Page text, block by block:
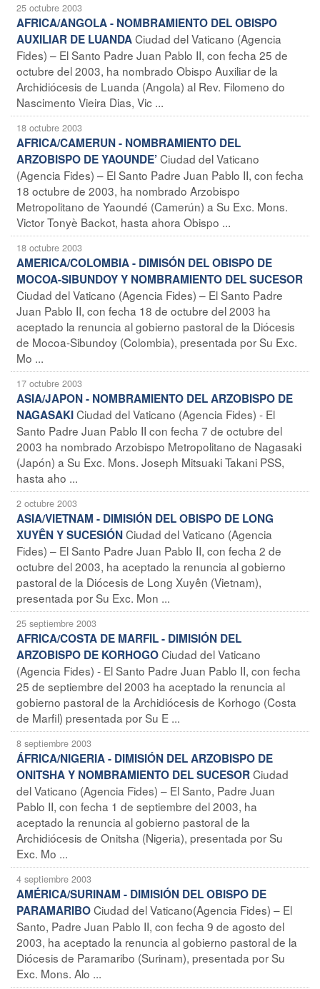
25 octubre 2003
AFRICA/ANGOLA - NOMBRAMIENTO DEL OBISPO
AUXILIAR DE LUANDACiudad del Vaticano (Agencia
Fides) – El Santo Padre Juan Pablo II, con fecha 25 de
octubre del 2003, ha nombrado Obispo Auxiliar de la
Archidiócesis de Luanda (Angola) al Rev. Filomeno do
Nascimento Vieira Dias, Vic ...
18 octubre 2003
AFRICA/CAMERUN - NOMBRAMIENTO DEL
ARZOBISPO DE YAOUNDE’ Ciudad del Vaticano
(Agencia Fides) – El Santo Padre Juan Pablo II, con fecha
18 octubre de 2003, ha nombrado Arzobispo
Metropolitano de Yaoundé (Camerún) a Su Exc. Mons.
Victor Tonyè Backot, hasta ahora Obispo ...
18 octubre 2003
AMERICA/COLOMBIA - DIMISÓN DEL OBISPO DE
MOCOA-SIBUNDOY Y NOMBRAMIENTO DEL SUCESOR
Ciudad del Vaticano (Agencia Fides) – El Santo Padre
Juan Pablo II, con fecha 18 de octubre del 2003 ha
aceptado la renuncia al gobierno pastoral de la Diócesis
de Mocoa-Sibundoy (Colombia), presentada por Su Exc.
Mo ...
17 octubre 2003
ASIA/JAPON - NOMBRAMIENTO DEL ARZOBISPO DE
NAGASAKICiudad del Vaticano (Agencia Fides) - El
Santo Padre Juan Pablo II con fecha 7 de octubre del
2003 ha nombrado Arzobispo Metropolitano de Nagasaki
(Japón) a Su Exc. Mons. Joseph Mitsuaki Takani PSS,
hasta aho ...
2 octubre 2003
ASIA/VIETNAM - DIMISIÓN DEL OBISPO DE LONG
XUYÊN Y SUCESIÓNCiudad del Vaticano (Agencia
Fides) – El Santo Padre Juan Pablo II, con fecha 2 de
octubre del 2003, ha aceptado la renuncia al gobierno
pastoral de la Diócesis de Long Xuyên (Vietnam),
presentada por Su Exc. Mon ...
25 septiembre 2003
AFRICA/COSTA DE MARFIL - DIMISIÓN DEL
ARZOBISPO DE KORHOGOCiudad del Vaticano
(Agencia Fides) - El Santo Padre Juan Pablo II, con fecha
25 de septiembre del 2003 ha aceptado la renuncia al
gobierno pastoral de la Archidiócesis de Korhogo (Costa
de Marfil) presentada por Su E ...
8 septiembre 2003
ÁFRICA/NIGERIA - DIMISIÓN DEL ARZOBISPO DE
ONITSHA Y NOMBRAMIENTO DEL SUCESORCiudad
del Vaticano (Agencia Fides) – El Santo, Padre Juan
Pablo II, con fecha 1 de septiembre del 2003, ha
aceptado la renuncia al gobierno pastoral de la
Archidiócesis de Onitsha (Nigeria), presentada por Su
Exc. Mo ...
4 septiembre 2003
AMÉRICA/SURINAM - DIMISIÓN DEL OBISPO DE
PARAMARIBOCiudad del Vaticano(Agencia Fides) – El
Santo, Padre Juan Pablo II, con fecha 9 de agosto del
2003, ha aceptado la renuncia al gobierno pastoral de la
Diócesis de Paramaribo (Surinam), presentada por Su
Exc. Mons. Alo ...